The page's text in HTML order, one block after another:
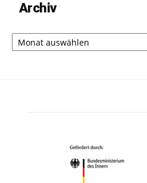
Archiv
Archiv